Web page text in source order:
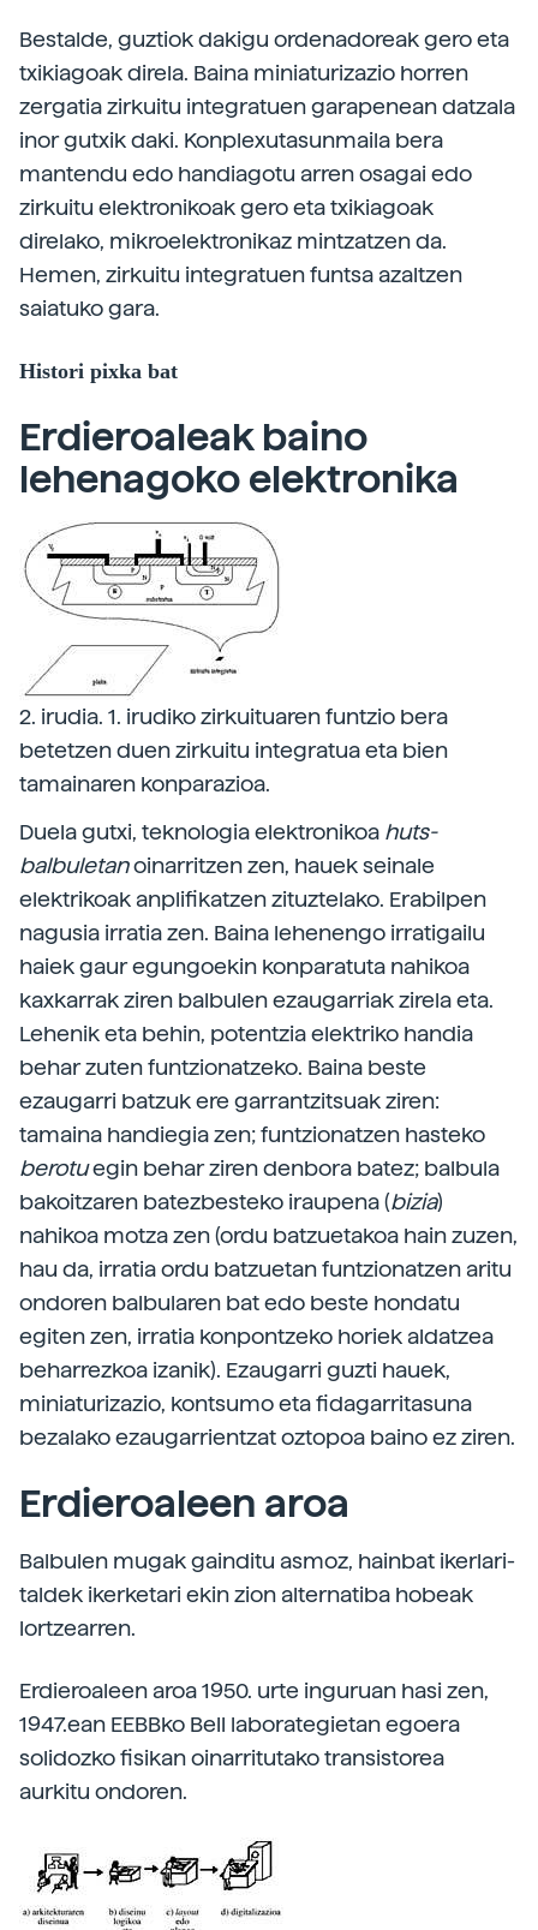
Bestalde, guztiok dakigu ordenadoreak gero eta
txikiagoak direla. Baina miniaturizazio horren
zergatia zirkuitu integratuen garapenean datzala
inor gutxik daki. Konplexutasunmaila bera
mantendu edo handiagotu arren osagai edo
zirkuitu elektronikoak gero eta txikiagoak
direlako, mikroelektronikaz mintzatzen da.
Hemen, zirkuitu integratuen funtsa azaltzen
saiatuko gara.
Histori pixka bat
Erdieroaleak baino
lehenagoko elektronika
2. irudia. 1. irudiko zirkuituaren funtzio bera
betetzen duen zirkuitu integratua eta bien
tamainaren konparazioa.
Duela gutxi, teknologia elektronikoa huts-
balbuletanoinarritzen zen, hauek seinale
elektrikoak anplifikatzen zituztelako. Erabilpen
nagusia irratia zen. Baina lehenengo irratigailu
haiek gaur egungoekin konparatuta nahikoa
kaxkarrak ziren balbulen ezaugarriak zirela eta.
Lehenik eta behin, potentzia elektriko handia
behar zuten funtzionatzeko. Baina beste
ezaugarri batzuk ere garrantzitsuak ziren:
tamaina handiegia zen; funtzionatzen hasteko
berotuegin behar ziren denbora batez; balbula
bakoitzaren batezbesteko iraupena (bizia)
nahikoa motza zen (ordu batzuetakoa hain zuzen,
hau da, irratia ordu batzuetan funtzionatzen aritu
ondoren balbularen bat edo beste hondatu
egiten zen, irratia konpontzeko horiek aldatzea
beharrezkoa izanik). Ezaugarri guzti hauek,
miniaturizazio, kontsumo eta fidagarritasuna
bezalako ezaugarrientzat oztopoa baino ez ziren.
Erdieroaleen aroa
Balbulen mugak gainditu asmoz, hainbat ikerlari-
taldek ikerketari ekin zion alternatiba hobeak
lortzearren.
Erdieroaleen aroa 1950. urte inguruan hasi zen,
1947.ean EEBBko Bell laborategietan egoera
solidozko fisikan oinarritutako transistorea
aurkitu ondoren.